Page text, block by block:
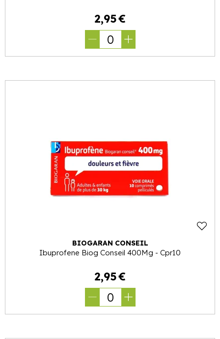
2,95€
0
BIOGARAN CONSEIL
Ibuprofene Biog Conseil 400Mg - Cpr10
2,95€
0